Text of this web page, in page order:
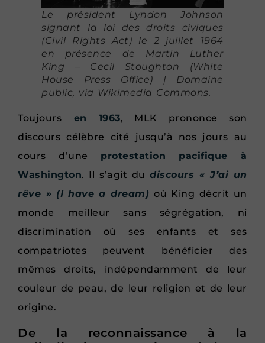
Le président Lyndon Johnson
signant la loi des droits civiques
(Civil Rights Act) le 2 juillet 1964
en présence de Martin Luther
King – Cecil Stoughton (White
House Press Office) | Domaine
public, via Wikimedia Commons.
Toujours en 1963, MLK prononce son
discours célèbre cité jusqu’à nos jours au
cours d’une protestation pacifique à
Washington. Il s’agit dudiscours « J’ai un
rêve » (I have a dream)où King décrit un
monde meilleur sans ségrégation, ni
discrimination où ses enfants et ses
compatriotes peuvent bénéficier des
mêmes droits, indépendamment de leur
couleur de peau, de leur religion et de leur
origine.
De la reconnaissance à la